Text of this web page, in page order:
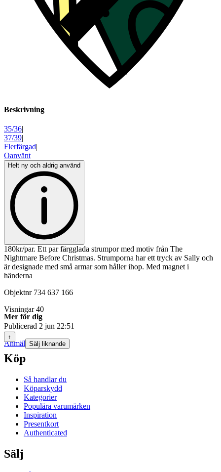
Beskrivning
35/36|
37/39|
Flerfärgad|
Oanvänt
Helt ny och aldrig använd
180kr/par. Ett par färgglada strumpor med motiv från The
Nightmare Before Christmas. Strumporna har ett tryck av Sally och
är designade med små armar som håller ihop. Med magnet i
händerna
Objektnr 734 637 166
Visningar 40
Publicerad 2 jun 22:51
Anmäl Sälj liknande
Mer för dig
↑
Köp
Så handlar du
Köparskydd
Kategorier
Populära varumärken
Inspiration
Presentkort
Authenticated
Sälj